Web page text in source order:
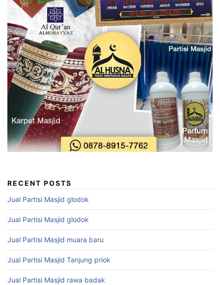
RECENT POSTS
Jual Partisi Masjid glodok
Jual Partisi Masjid glodok
Jual Partisi Masjid muara baru
Jual Partisi Masjid Tanjung priok
Jual Partisi Masjid rawa badak